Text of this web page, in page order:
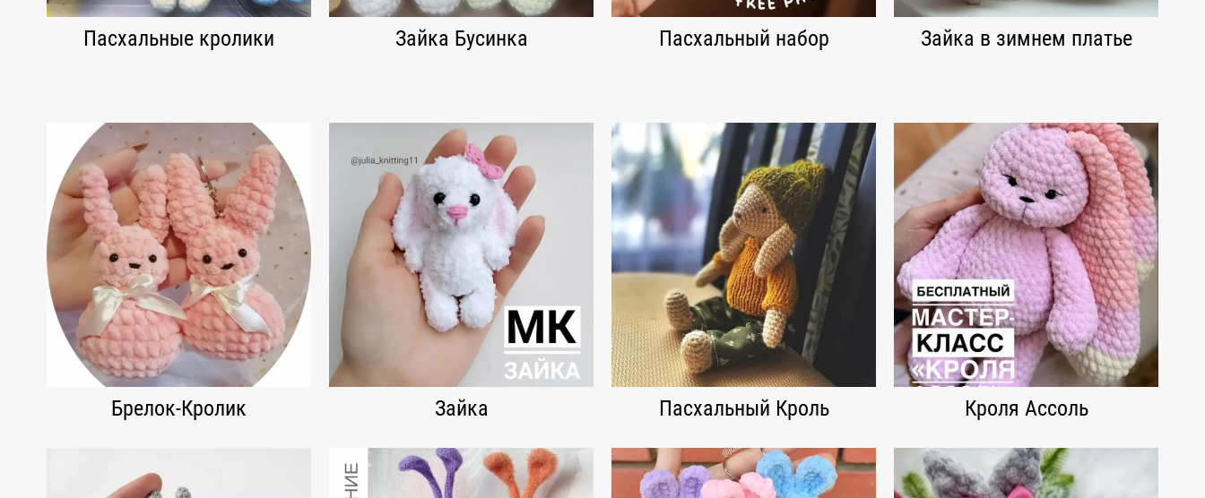
Пасхальные кролики Зайка Бусинка Пасхальный набор Зайка в зимнем платье
Брелок-Кролик Зайка Пасхальный Кроль Кроля Ассоль